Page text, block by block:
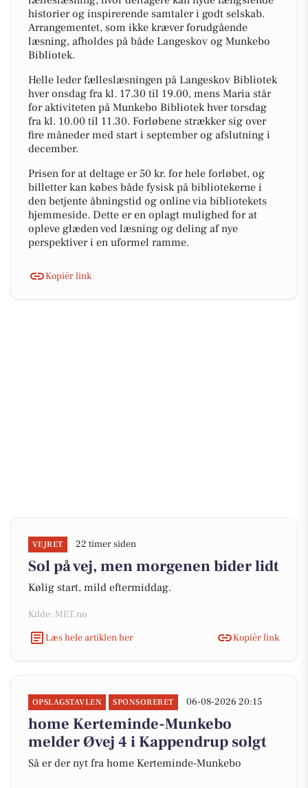
historier og inspirerende samtaler i godt selskab.
Arrangementet, som ikke kræver forudgående
læsning, afholdes på både Langeskov og Munkebo
Bibliotek.
Helle leder fælleslæsningen på Langeskov Bibliotek
hver onsdag fra kl. 17.30 til 19.00, mens Maria står
for aktiviteten på Munkebo Bibliotek hver torsdag
fra kl. 10.00 til 11.30. Forløbene strækker sig over
fire måneder med start i september og afslutning i
december.
Prisen for at deltage er 50 kr. for hele forløbet, og
billetter kan købes både fysisk på bibliotekerne i
den betjente åbningstid og online via bibliotekets
hjemmeside. Dette er en oplagt mulighed for at
opleve glæden ved læsning og deling af nye
perspektiver i en uformel ramme.
Kopiér link
VEJRET 22 timer siden
Sol på vej, men morgenen bider lidt
Kølig start, mild eftermiddag.
Kilde: MET.no
Læs hele artiklen her
Kopiér link
OPSLAGSTAVLEN SPONSORERET 06-08-2026 20:15
home Kerteminde-Munkebo
melder Øvej 4 i Kappendrup solgt
Så er der nyt fra home Kerteminde-Munkebo